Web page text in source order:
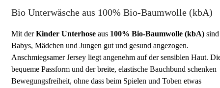
Bio Unterwäsche aus 100% Bio-Baumwolle (kbA)
Mit derKinder Unterhose aus 100% Bio-Baumwolle (kbA) sind
Babys, Mädchen und Jungen gut und gesund angezogen.
Anschmiegsamer Jersey liegt angenehm auf der sensiblen Haut.
bequeme Passform und der breite, elastische Bauchbund schenken
Bewegungsfreiheit, ohne dass beim Spielen und Toben etwas